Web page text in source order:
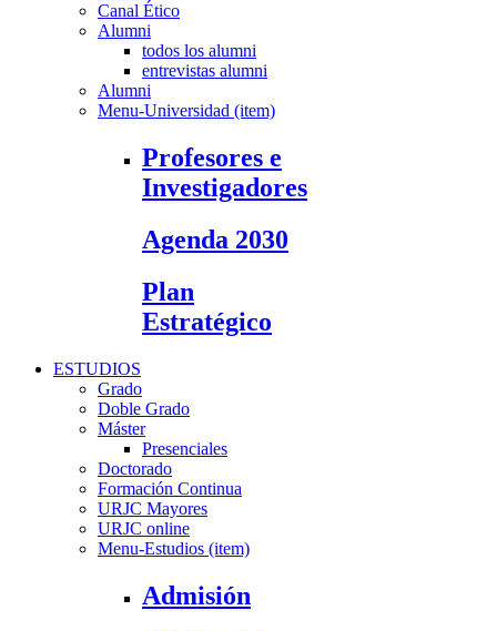
Canal Ético
Alumni
todos los alumni
entrevistas alumni
Alumni
Menu-Universidad (item)
Profesores e
Investigadores
Agenda 2030
Plan
Estratégico
ESTUDIOS
Grado
Doble Grado
Máster
Presenciales
Doctorado
Formación Continua
URJC Mayores
URJC online
Menu-Estudios (item)
Admisión